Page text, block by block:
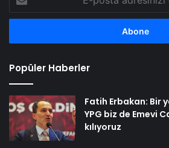
posta
adresinizi
Popüler Haberler
Fatih Erbakan: Bir
YPG biz de Emevi
kılıyoruz